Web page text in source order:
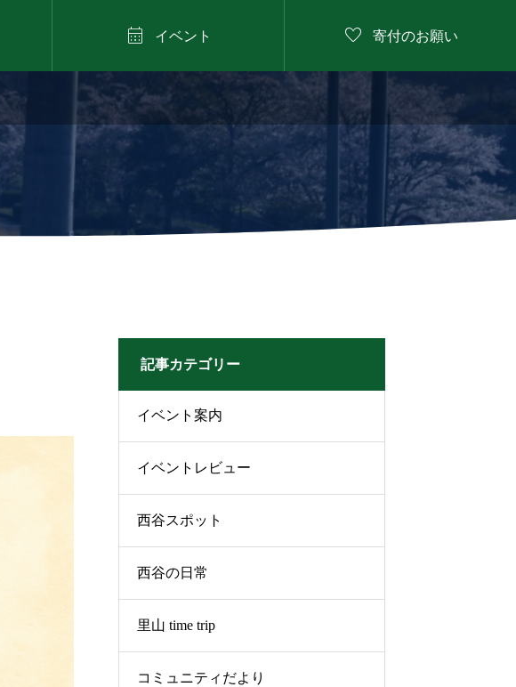
 イベント  寄付のお願い
2026年8月9日
にしたに野菜のバーベ

記事カテゴリー
イベント案内
イベントレビュー
西谷スポット
西谷の日常
里山 time trip
コミュニティだより